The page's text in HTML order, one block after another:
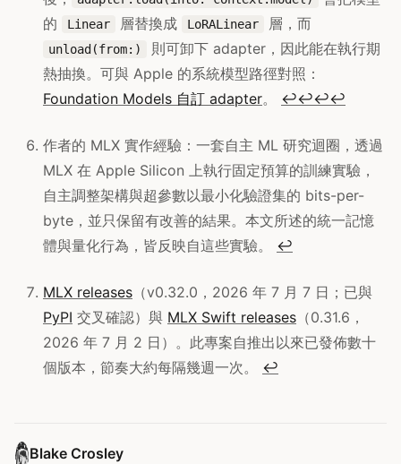
的
Linear 層替換成 LoRALinear 層，而
unload(from:)
則可卸下 adapter，因此能在執行期
熱抽換。可與 Apple 的系統模型路徑對照：
Foundation Models 自訂 adapter。 ↩↩↩↩
作者的 MLX 實作經驗：一套自主 ML 研究迴圈，透過
MLX 在 Apple Silicon 上執行固定預算的訓練實驗，
自主調整架構與超參數以最小化驗證集的 bits-per-
byte，並只保留有改善的結果。本文所述的統一記憶
體與量化行為，皆反映自這些實驗。 ↩
MLX releases （v0.32.0，2026 年 7 月 7 日；已與
PyPI 交叉確認）與 MLX Swift releases （0.31.6，
2026 年 7 月 2 日）。此專案自推出以來已發佈數十
個版本，節奏大約每隔幾週一次。 ↩
Blake Crosley